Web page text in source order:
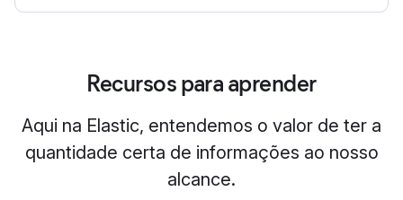
Recursos para aprender
Aqui na Elastic, entendemos o valor de ter a
quantidade certa de informações ao nosso
alcance.